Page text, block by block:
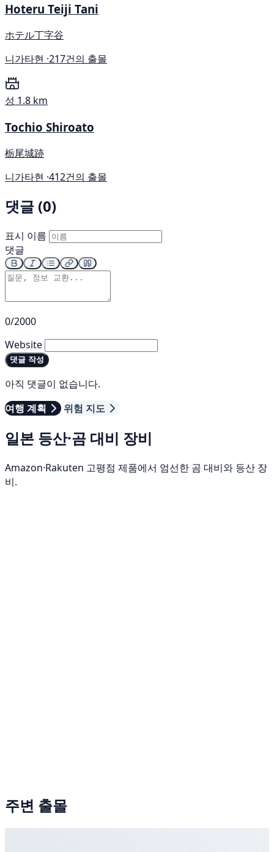
Hoteru Teiji Tani
ホテル丁字谷
니가타현 ·217건의 출몰
성 1.8 km
Tochio Shiroato
栃尾城跡
니가타현 ·412건의 출몰
댓글 (0)
표시 이름
댓글
0/2000
Website
댓글 작성
아직 댓글이 없습니다.
여행 계획
위험 지도
일본 등산·곰 대비 장비
Amazon·Rakuten 고평점 제품에서 엄선한 곰 대비와 등산 장
비.
주변 출몰